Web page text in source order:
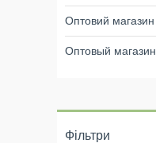
Оптовий магазин
Оптовый магазин
Фільтри